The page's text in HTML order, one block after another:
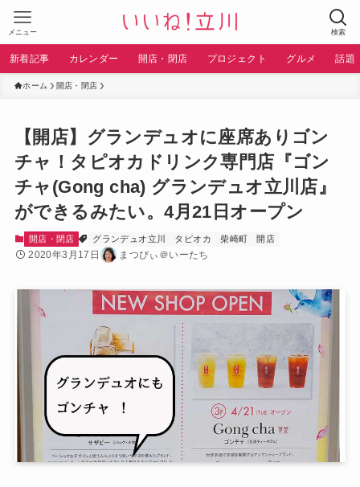
検索
メニュー
新着記事 カレンダー 開店・閉店 プロジェクト グルメ 話題
ホーム 開店・閉店
【開店】グランデュオに座席ありゴン
チャ！タピオカドリンク専門店『ゴン
チャ(Gong cha) グランデュオ立川店』
ができるみたい。4月21日オープン
開店・閉店 グランデュオ立川 タピオカ 柴崎町 開店
2020年3月17日 まつぴぃ＠いーたち